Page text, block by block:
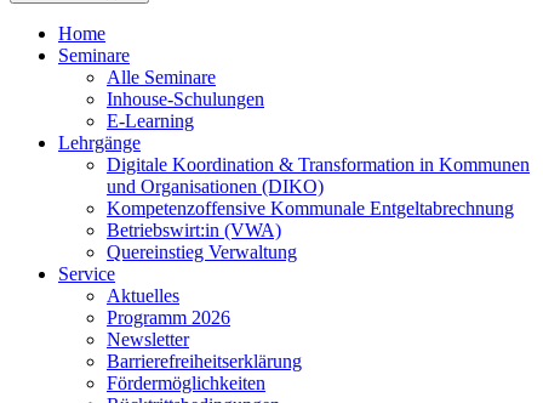
Home
Seminare
Alle Seminare
Inhouse-Schulungen
E-Learning
Lehrgänge
Digitale Koordination & Transformation in Kommunen
und Organisationen (DIKO)
Kompetenzoffensive Kommunale Entgeltabrechnung
Betriebswirt:in (VWA)
Quereinstieg Verwaltung
Service
Aktuelles
Programm 2026
Newsletter
Barrierefreiheitserklärung
Fördermöglichkeiten